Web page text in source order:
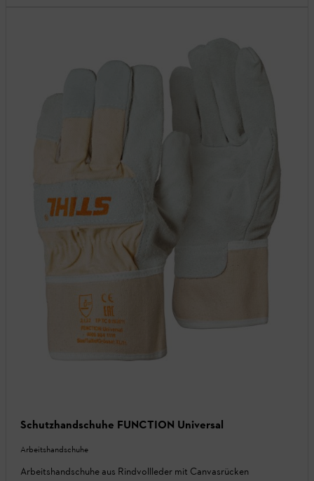
Schutzhandschuhe FUNCTION Universal
Arbeitshandschuhe
Arbeitshandschuhe aus Rindvollleder mit Canvasrücken